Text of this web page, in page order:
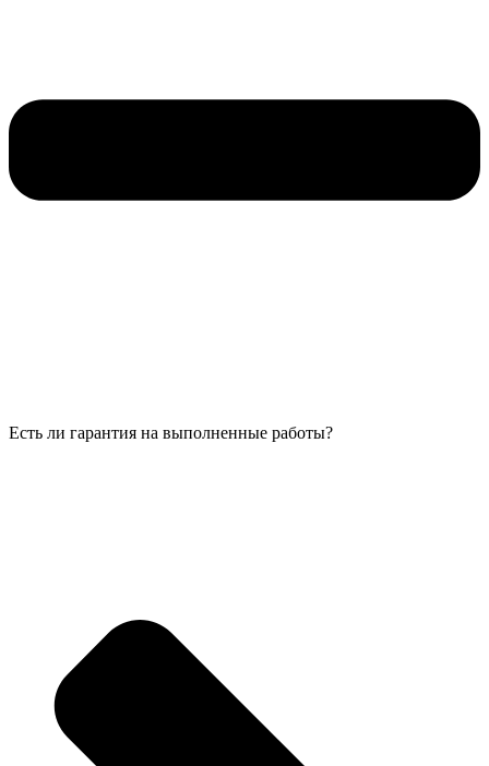
Есть ли гарантия на выполненные работы?